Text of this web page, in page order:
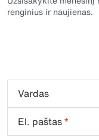
renginius ir naujienas.
Vardas
El. paštas*